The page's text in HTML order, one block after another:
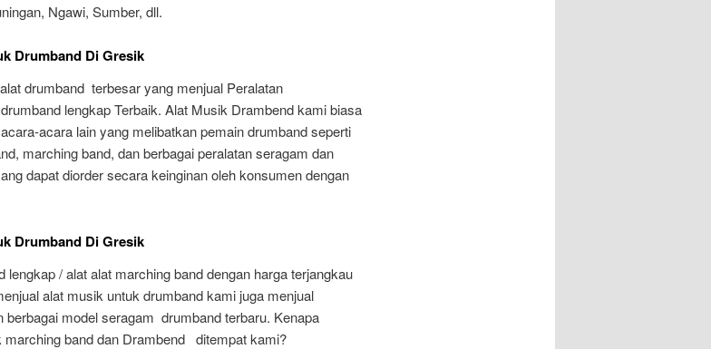
Ngawi, Sumber, dll.
Drumband Di Gresik
drumband terbesar yang menjual Peralatan
lengkap Terbaik. Alat Musik Drambend kami biasa
acara lain yang melibatkan pemain drumband seperti
marching band, dan berbagai peralatan seragam dan
dapat diorder secara keinginan oleh konsumen dengan
Drumband Di Gresik
lengkap / alat alat marching band dengan harga terjangkau
alat musik untuk drumband kami juga menjual
berbagai model seragam drumband terbaru. Kenapa
marching band dan Drambend ditempat kami?